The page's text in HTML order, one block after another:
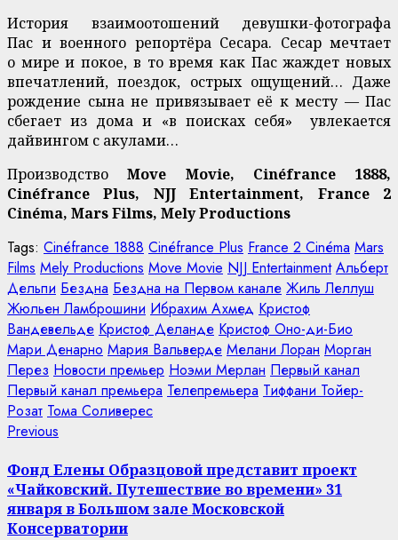
История взаимоотошений девушки-фотографа
Пас и военного репортёра Сесара. Сесар мечтает
о мире и покое, в то время как Пас жаждет новых
впечатлений, поездок, острых ощущений… Даже
рождение сына не привязывает её к месту — Пас
сбегает из дома и «в поисках себя» увлекается
дайвингом с акулами…
ПроизводствоMove Movie, Cinéfrance 1888,
Cinéfrance Plus, NJJ Entertainment, France 2
Cinéma, Mars Films, Mely Productions
Tags: Cinéfrance 1888 Cinéfrance Plus France 2 Cinéma Mars
Films Mely Productions Move Movie NJJ Entertainment Альберт
Дельпи Бездна Бездна на Первом канале Жиль Леллуш
Жюльен Ламброшини Ибрахим Ахмед Кристоф
Вандевельде Кристоф Деланде Кристоф Оно-ди-Био
Мари Денарно Мария Вальверде Мелани Лоран Морган
Перез Новости премьер Ноэми Мерлан Первый канал
Первый канал премьера Телепремьера Тиффани Тойер-
Розат Тома Соливерес
Continue
Reading
Previous
Фонд Елены Образцовой представит проект
«Чайковский. Путешествие во времени» 31
января в Большом зале Московской
Консерватории